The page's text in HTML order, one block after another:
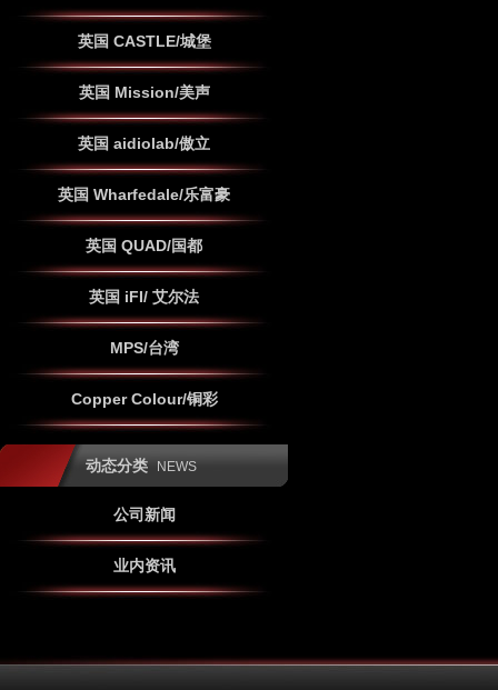
英国 CASTLE/城堡
英国 Mission/美声
英国 aidiolab/傲立
英国 Wharfedale/乐富豪
英国 QUAD/国都
英国 iFI/ 艾尔法
MPS/台湾
Copper Colour/铜彩
动态分类 NEWS
公司新闻
业内资讯